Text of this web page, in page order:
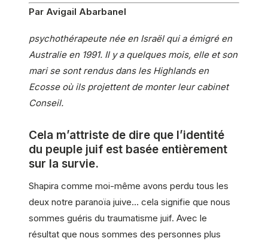
Par Avigail Abarbanel
psychothérapeute née en Israël qui a émigré en
Australie en 1991. Il y a quelques mois, elle et son
mari se sont rendus dans les Highlands en
Ecosse où ils projettent de monter leur cabinet
Conseil.
Cela m’attriste de dire que l’identité
du peuple juif est basée entièrement
sur la survie.
Shapira comme moi-même avons perdu tous les
deux notre paranoïa juive… cela signifie que nous
sommes guéris du traumatisme juif. Avec le
résultat que nous sommes des personnes plus